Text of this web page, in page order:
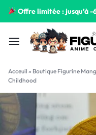
Offre limitée : jusqu’à
Acceuil » Boutique Figurine
Childhood